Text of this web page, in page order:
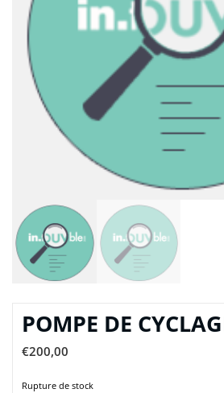
POMPE DE
€200,00
Rupture de stock